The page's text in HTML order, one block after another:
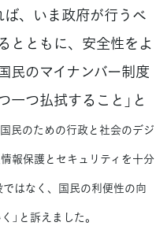
ば、いま政府が行うべ
とともに、安全性をよ
民のマイナンバー制度
つ払拭すること」と
民のための行政と社会のデジ
報保護とセキュリティを十分
はなく、国民の利便性の向
」と訴えました。